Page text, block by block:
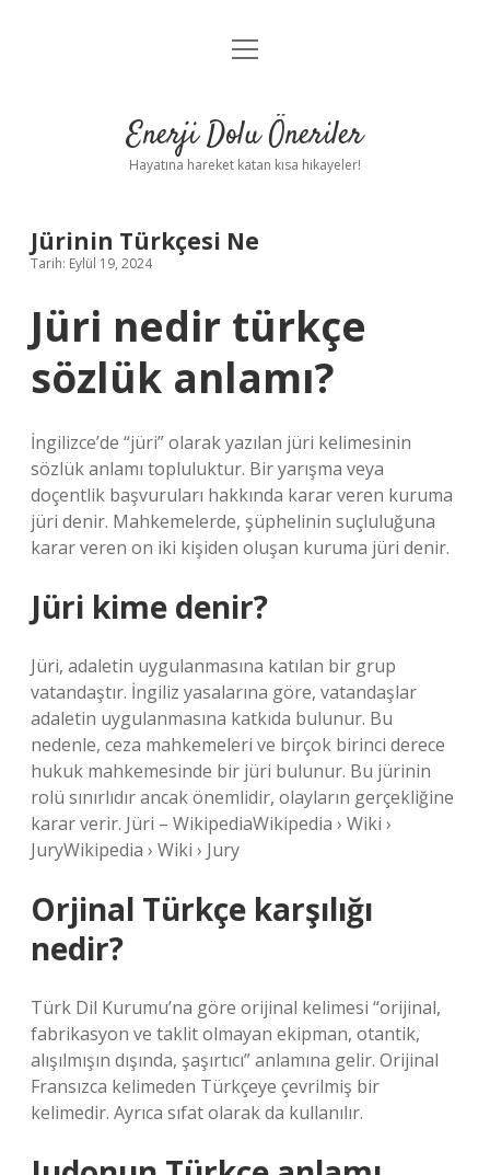
Anasayfa
Yasal Uyarı
menüyü
Enerji Dolu Öneriler
Hayatına hareket katan kısa hikayeler!
Jürinin Türkçesi Ne
Tarih: Eylül 19, 2024
Jüri nedir türkçe
sözlük anlamı?
İngilizce’de “jüri” olarak yazılan jüri kelimesinin
sözlük anlamı topluluktur. Bir yarışma veya
doçentlik başvuruları hakkında karar veren kuruma
jüri denir. Mahkemelerde, şüphelinin suçluluğuna
karar veren on iki kişiden oluşan kuruma jüri denir.
Jüri kime denir?
Jüri, adaletin uygulanmasına katılan bir grup
vatandaştır. İngiliz yasalarına göre, vatandaşlar
adaletin uygulanmasına katkıda bulunur. Bu
nedenle, ceza mahkemeleri ve birçok birinci derece
hukuk mahkemesinde bir jüri bulunur. Bu jürinin
rolü sınırlıdır ancak önemlidir, olayların gerçekliğine
karar verir. Jüri – WikipediaWikipedia › Wiki ›
JuryWikipedia › Wiki › Jury
Orjinal Türkçe karşılığı
nedir?
Türk Dil Kurumu’na göre orijinal kelimesi “orijinal,
fabrikasyon ve taklit olmayan ekipman, otantik,
alışılmışın dışında, şaşırtıcı” anlamına gelir. Orijinal
Fransızca kelimeden Türkçeye çevrilmiş bir
kelimedir. Ayrıca sıfat olarak da kullanılır.